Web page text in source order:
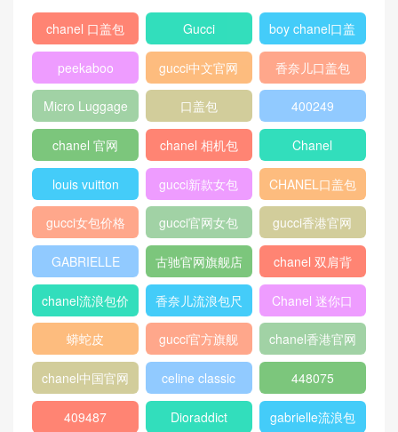
chanel 口盖包 Gucci
boy chanel口盖
包
peekaboo gucci中文官网
香奈儿口盖包
2018
Micro Luggage 口盖包 400249
chanel 官网 chanel 相机包 Chanel
louis vuitton gucci新款女包 CHANEL口盖包
gucci女包价格 gucci官网女包 gucci香港官网
GABRIELLE 古驰官网旗舰店
chanel 双肩背
包
chanel流浪包价
格
香奈儿流浪包尺
寸
Chanel 迷你口
盖包
蟒蛇皮
gucci官方旗舰
店
chanel香港官网
chanel中国官网
celine classic
box
448075
409487 Dioraddict gabrielle流浪包